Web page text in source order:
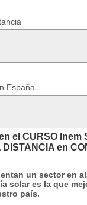
España
el CURSO Inem
en
un sector en
solar es la que
país.